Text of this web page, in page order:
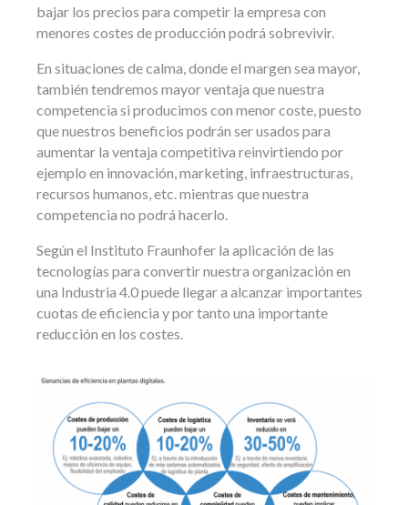
bajar los precios para competir la empresa con
menores costes de producción podrá sobrevivir.
En situaciones de calma, donde el margen sea mayor,
también tendremos mayor ventaja que nuestra
competencia si producimos con menor coste, puesto
que nuestros beneficios podrán ser usados para
aumentar la ventaja competitiva reinvirtiendo por
ejemplo en innovación, marketing, infraestructuras,
recursos humanos, etc. mientras que nuestra
competencia no podrá hacerlo.
Según el Instituto Fraunhofer la aplicación de las
tecnologías para convertir nuestra organización en
una Industria 4.0 puede llegar a alcanzar importantes
cuotas de eficiencia y por tanto una importante
reducción en los costes.